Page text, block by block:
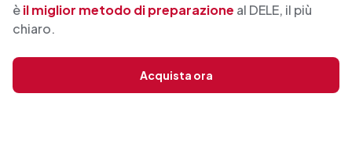
èil miglior metodo di preparazione al DELE, il più
chiaro.
Acquista ora